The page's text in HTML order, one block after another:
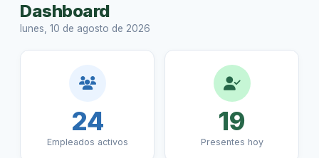
Dashboard
lunes, 10 de agosto de 2026
24
Empleados activos
19
Presentes hoy